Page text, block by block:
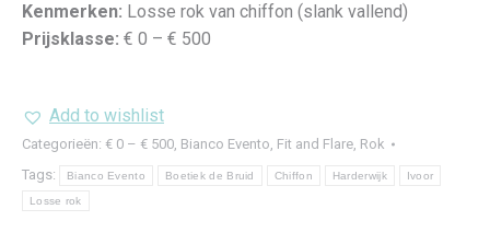
Kenmerken: Losse rok van chiffon (slank vallend)
Prijsklasse: € 0 – € 500
Add to wishlist
Categorieën: € 0 – € 500, Bianco Evento, Fit and Flare, Rok
Tags:
Bianco Evento Boetiek de Bruid Chiffon Harderwijk Ivoor
Losse rok